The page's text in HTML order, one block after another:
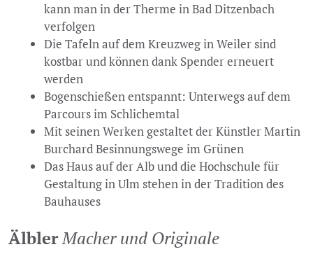
kann man in der Therme in Bad Ditzenbach
verfolgen
Die Tafeln auf dem Kreuzweg in Weiler sind
kostbar und können dank Spender erneuert
werden
Bogenschießen entspannt: Unterwegs auf dem
Parcours im Schlichemtal
Mit seinen Werken gestaltet der Künstler Martin
Burchard Besinnungswege im Grünen
Das Haus auf der Alb und die Hochschule für
Gestaltung in Ulm stehen in der Tradition des
Bauhauses
ÄlblerMacher und Originale